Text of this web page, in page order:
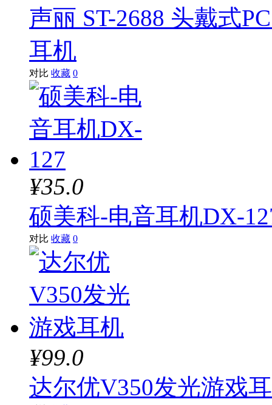
声丽 ST-2688 头戴式
耳机
对比 收藏 0
¥35.0
硕美科-电音耳机DX-
对比 收藏 0
¥99.0
达尔优V350发光游戏